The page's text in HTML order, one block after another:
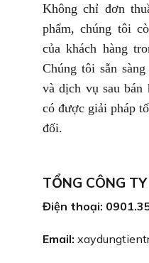
Không chỉ đơn
phẩm, chúng tôi
của khách hàng
Chúng tôi sẵn
và dịch vụ sau bán
có được giải pháp
đối.
TỔNG CÔNG
Điện thoại:
Email: